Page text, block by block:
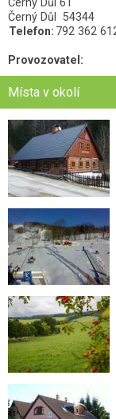
Černý Důl 61
Černý Důl
54344
Telefon: 792 362
Provozovatel:
Místa v okolí